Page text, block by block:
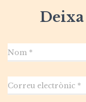
Nom *
Correu electrònic *